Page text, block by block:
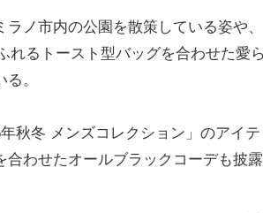
ノ市内の公園を散策している姿や、
れるトースト型バッグを合わせた愛
。
秋冬 メンズコレクション」のアイテ
わせたオールブラックコーデも披